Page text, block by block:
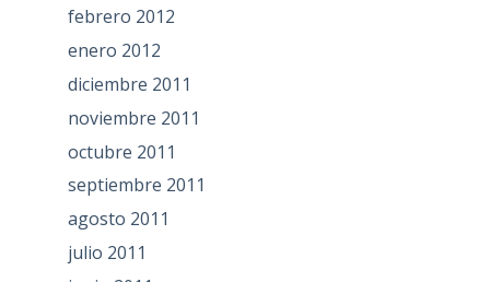
febrero 2012
enero 2012
diciembre 2011
noviembre 2011
octubre 2011
septiembre 2011
agosto 2011
julio 2011